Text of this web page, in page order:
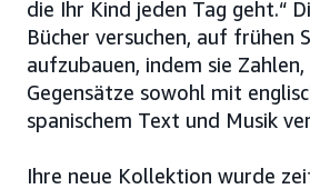
die Ihr Kind jeden Tag geht.“
Bücher versuchen, auf frühen
aufzubauen, indem sie
Gegensätze sowohl mit
spanischem Text und Musik
Ihre neue Kollektion wurde